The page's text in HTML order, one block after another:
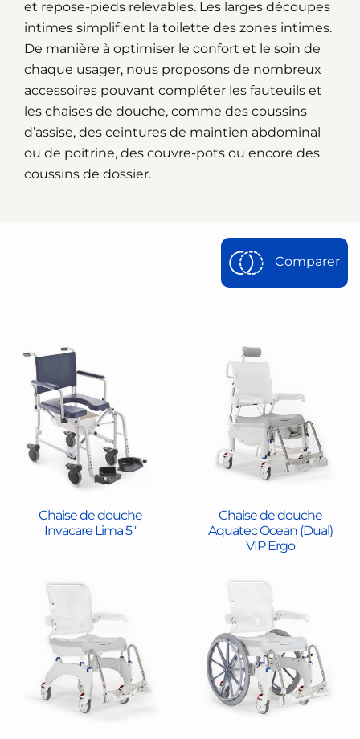
et repose-pieds relevables. Les larges découpes
intimes simplifient la toilette des zones intimes.
De manière à optimiser le confort et le soin de
chaque usager, nous proposons de nombreux
accessoires pouvant compléter les fauteuils et
les chaises de douche, comme des coussins
d’assise, des ceintures de maintien abdominal
ou de poitrine, des couvre-pots ou encore des
coussins de dossier.
Comparer
Chaise de douche
Invacare Lima 5''
Chaise de douche
Aquatec Ocean (Dual)
VIP Ergo